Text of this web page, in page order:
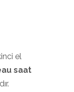
el
saat